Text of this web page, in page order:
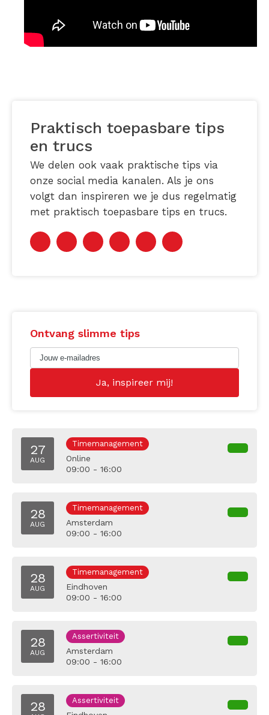
Praktisch toepasbare tips
en trucs
We delen ook vaak praktische tips via
onze social media kanalen. Als je ons
volgt dan inspireren we je dus regelmatig
met praktisch toepasbare tips en trucs.
Ontvang slimme tips
27
AUG
Timemanagement
Online
09:00 - 16:00
28
AUG
Timemanagement
Amsterdam
09:00 - 16:00
28
AUG
Timemanagement
Eindhoven
09:00 - 16:00
28
AUG
Assertiviteit
Amsterdam
09:00 - 16:00
28 Assertiviteit